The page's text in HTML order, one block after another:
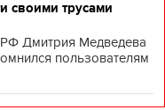
своими трусами
Дмитрия Медведева
пользователям